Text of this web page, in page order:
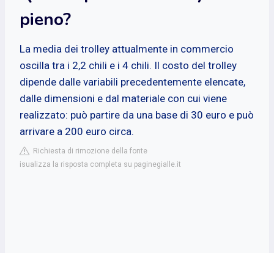
pieno?
La media dei trolley attualmente in commercio
oscilla tra i 2,2 chili e i 4 chili. Il costo del trolley
dipende dalle variabili precedentemente elencate,
dalle dimensioni e dal materiale con cui viene
realizzato: può partire da una base di 30 euro e può
arrivare a 200 euro circa.
Richiesta di rimozione della fonte
isualizza la risposta completa su paginegialle.it